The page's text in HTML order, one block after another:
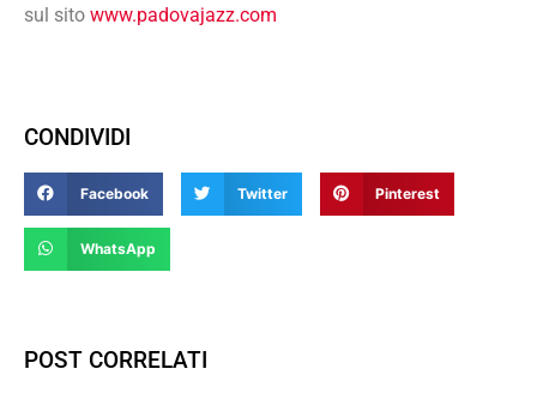
sul sito www.padovajazz.com
CONDIVIDI
Facebook Twitter Pinterest
WhatsApp
POST CORRELATI